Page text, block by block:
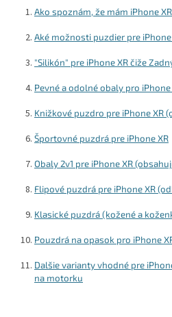
k
y
v
p
s
Ako spoznám, že mám iPhone
Aké možnosti puzdier pre
"Silikón" pre iPhone XR čiže
Pevné a odolné obaly pro iPhone
Knižkové puzdro pre iPhone XR
Športovné puzdrá pre iPhone XR
Obaly 2v1 pre iPhone XR
Flipové puzdrá pre iPhone XR
Klasické puzdrá (kožené a
Pouzdrá na opasok pro iPhone
Dalšie varianty vhodné pre
na motorku